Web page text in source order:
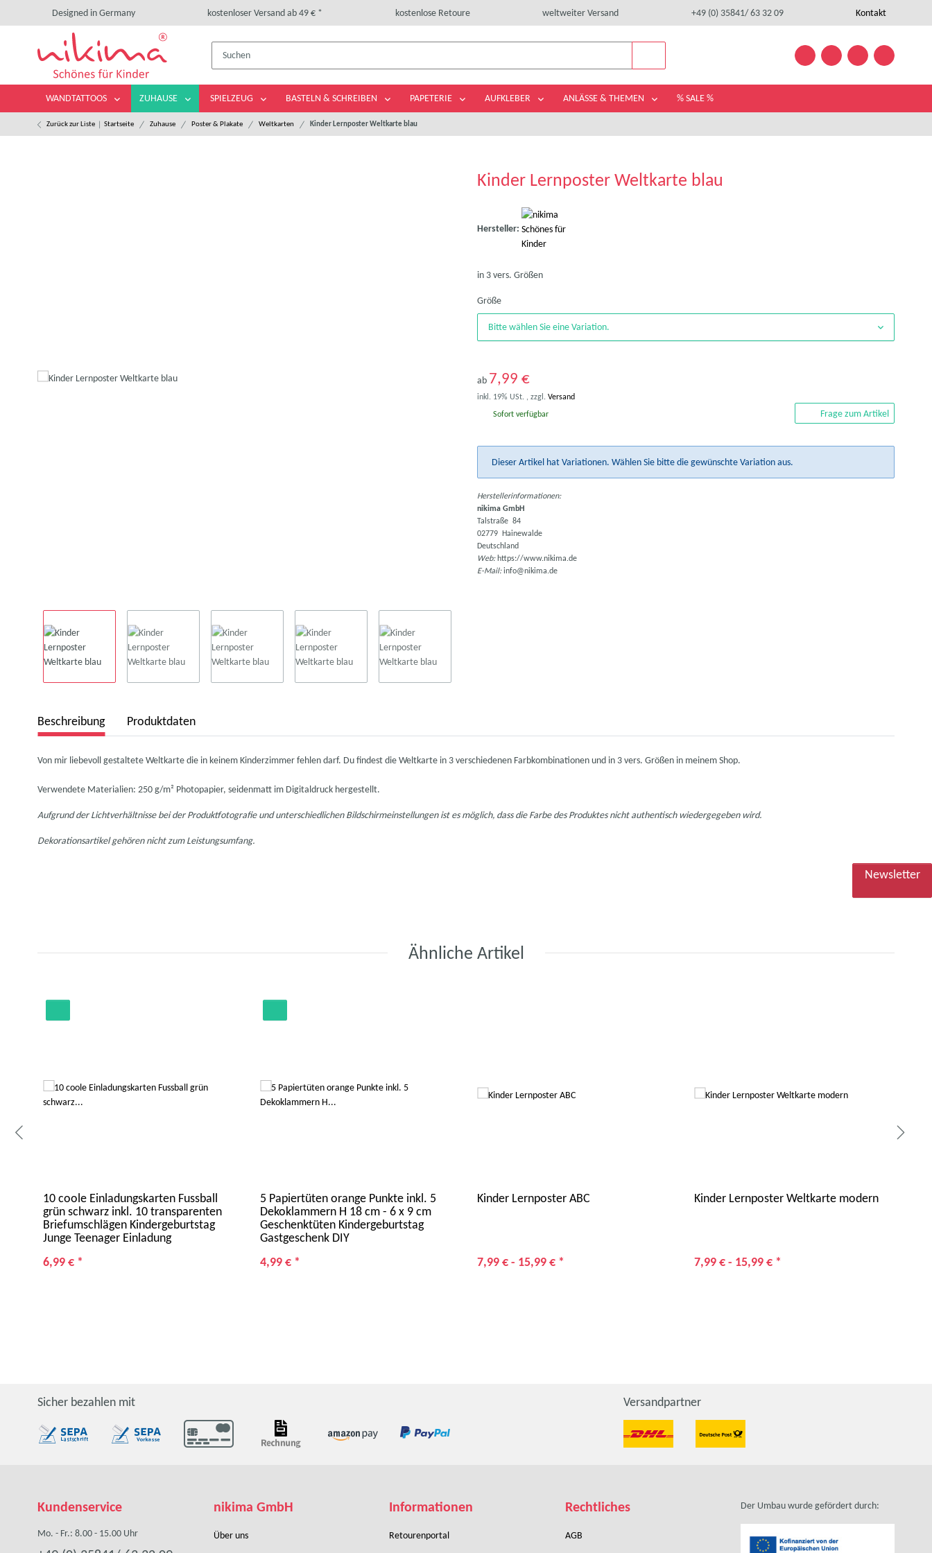
Designed in Germany kostenloser Versand ab 49 € * kostenlose Retoure weltweiter Versand +49 (0) 35841/ 63 32 09 Kontakt
WANDTATTOOS ZUHAUSE SPIELZEUG BASTELN & SCHREIBEN PAPETERIE AUFKLEBER ANLÄSSE & THEMEN % SALE %
Zurück zur Liste Startseite Zuhause Poster & Plakate Weltkarten Kinder Lernposter Weltkarte blau
Kinder Lernposter Weltkarte blau
Hersteller:
in 3 vers. Größen
Größe
Bitte wählen Sie eine Variation.
ab 7,99 €
inkl. 19% USt. , zzgl. Versand
Sofort verfügbar
Frage zum Artikel
xDieser Artikel hat Variationen. Wählen Sie bitte die gewünschte Variation aus.
Herstellerinformationen:
nikima GmbH
Talstraße 84
02779 Hainewalde
Deutschland
Web:https://www.nikima.de
E-Mail:info@nikima.de
Beschreibung Produktdaten
Von mir liebevoll gestaltete Weltkarte die in keinem Kinderzimmer fehlen darf. Du findest die Weltkarte in 3 verschiedenen Farbkombinationen und in 3 vers. Größen in meinem Shop.
Verwendete Materialien: 250 g/m² Photopapier, seidenmatt im Digitaldruck hergestellt.
Aufgrund der Lichtverhältnisse bei der Produktfotografie und unterschiedlichen Bildschirmeinstellungen ist es möglich, dass die Farbe des Produktes nicht authentisch wiedergegeben wird.
Dekorationsartikel gehören nicht zum Leistungsumfang.
Ähnliche Artikel
10 coole Einladungskarten Fussball
grün schwarz inkl. 10 transparenten
Briefumschlägen Kindergeburtstag
Junge Teenager Einladung
6,99 € *
5 Papiertüten orange Punkte inkl. 5
Dekoklammern H 18 cm - 6 x 9 cm
Geschenktüten Kindergeburtstag
Gastgeschenk DIY
4,99 € *
Kinder Lernposter ABC
7,99 € - 15,99 € *
Kinder Lernposter Weltkarte modern
7,99 € - 15,99 € *
Sicher bezahlen mit Versandpartner
Kundenservice
Mo. - Fr.: 8.00 - 15.00 Uhr
nikima GmbH
Über uns
Informationen
Retourenportal
Rechtliches
AGB
Der Umbau wurde gefördert durch:
Newsletter